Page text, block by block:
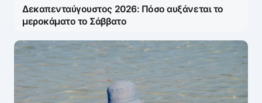
Δεκαπενταύγουστος 2026: Πόσο αυξάνεται το
μεροκάματο το Σάββατο